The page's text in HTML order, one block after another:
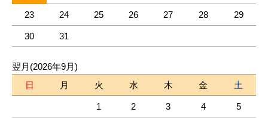
23 24 25 26 27 28 29
30 31
翌月(2026年9月)
日
月 火 水 木 金 土
1 2 3 4 5